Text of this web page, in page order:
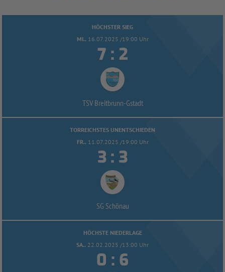
HÖCHSTER SIEG
MI.. 16.07.2025 /19:00 Uhr
 : 
TSV Breitbrunn-Gstadt
TORREICHSTES UNENTSCHIEDEN
FR.. 11.07.2025 /19:00 Uhr
 : 
SG Schönau
HÖCHSTE NIEDERLAGE
SA.. 22.02.2025 /13:00 Uhr
 : 